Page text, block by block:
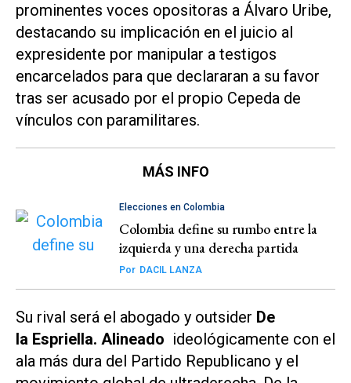
prominentes voces opositoras a Álvaro Uribe,
destacando su implicación en el juicio al
expresidente por manipular a testigos
encarcelados para que declararan a su favor
tras ser acusado por el propio Cepeda de
vínculos con paramilitares.
MÁS INFO
Elecciones en Colombia
Colombia define su rumbo entre la
izquierda y una derecha partida
Por DACIL LANZA
Su rival será el abogado y outsider De
la Espriella. Alineado ideológicamente con el
ala más dura del Partido Republicano y el